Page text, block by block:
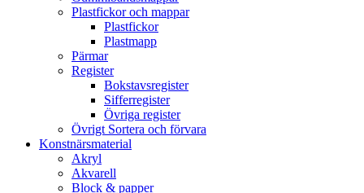
Plastfickor och mappar
Plastfickor
Plastmapp
Pärmar
Register
Bokstavsregister
Sifferregister
Övriga register
Övrigt Sortera och förvara
Konstnärsmaterial
Akryl
Akvarell
Block & papper